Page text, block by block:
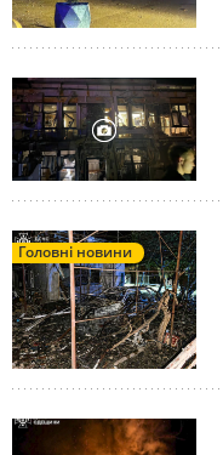
Головні новини